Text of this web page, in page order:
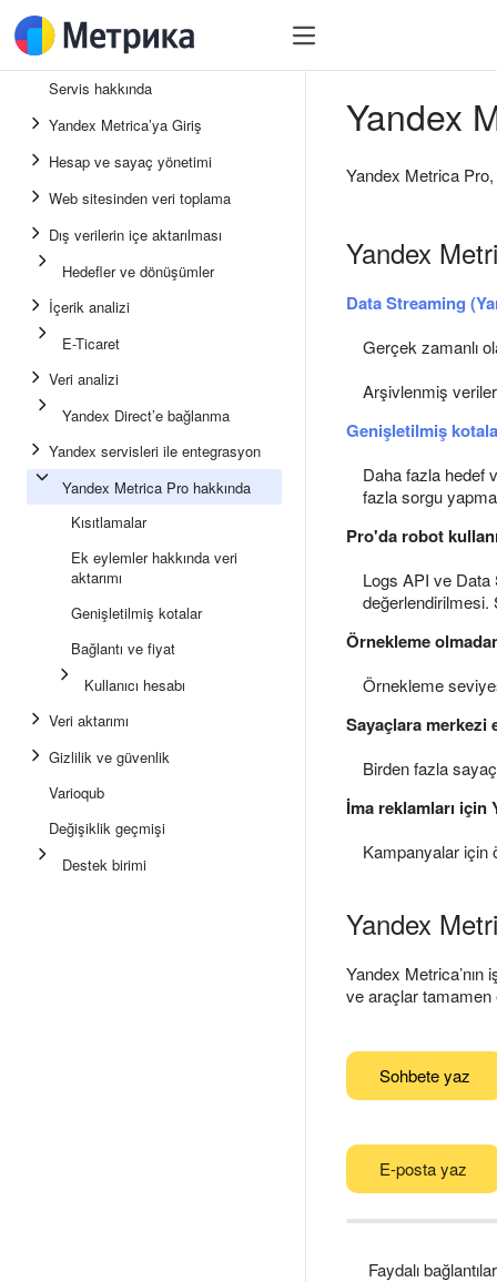
Servis hakkında
Yandex Metrica’ya Giriş
Hesap ve sayaç yönetimi
Web sitesinden veri toplama
Dış verilerin içe aktarılması
Hedefler ve dönüşümler
İçerik analizi
E-Ticaret
Veri analizi
Yandex Direct’e bağlanma
Yandex servisleri ile entegrasyon
Yandex Metrica Pro hakkında
Kısıtlamalar
Ek eylemler hakkında veri
aktarımı
Genişletilmiş kotalar
Bağlantı ve fiyat
Kullanıcı hesabı
Veri aktarımı
Gizlilik ve güvenlik
Varioqub
Değişiklik geçmişi
Destek birimi
Yandex
Yandex Metrica
Yandex
Data Streaming
Gerçek zamanlı
Arşivlenmiş
Genişletilmiş
Daha fazla hedef
fazla sorgu
Pro'da robot
Logs API ve
değerlendirilmesi.
Örnekleme
Örnekleme
Sayaçlara merkezi
Birden fazla
İma reklamları için
Kampanyalar için
Yandex
Yandex Metrica’nın
ve araçlar tamamen
Sohbete yaz
E-posta yaz
Faydalı bağlantılar